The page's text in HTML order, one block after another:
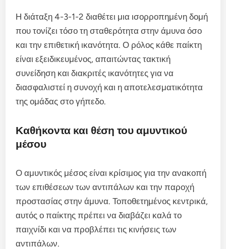
Η διάταξη 4-3-1-2 διαθέτει μια ισορροπημένη δομή
που τονίζει τόσο τη σταθερότητα στην άμυνα όσο
και την επιθετική ικανότητα. Ο ρόλος κάθε παίκτη
είναι εξειδικευμένος, απαιτώντας τακτική
συνείδηση και διακριτές ικανότητες για να
διασφαλιστεί η συνοχή και η αποτελεσματικότητα
της ομάδας στο γήπεδο.
Καθήκοντα και θέση του αμυντικού
μέσου
Ο αμυντικός μέσος είναι κρίσιμος για την ανακοπή
των επιθέσεων των αντιπάλων και την παροχή
προστασίας στην άμυνα. Τοποθετημένος κεντρικά,
αυτός ο παίκτης πρέπει να διαβάζει καλά το
παιχνίδι και να προβλέπει τις κινήσεις των
αντιπάλων.